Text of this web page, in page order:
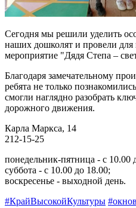
Сегодня мы решили уделить
наших дошколят и провели для
мероприятие "Дядя Степа –
Благодаря замечательному
ребята не только
смогли наглядно разобрать
дорожного движения.
Карла Маркса, 14
212-15-25
понедельник-пятница - с 10.00
суббота - с 10.00 до 18.00;
воскресенье - выходной день.
#КрайВысокойКультуры